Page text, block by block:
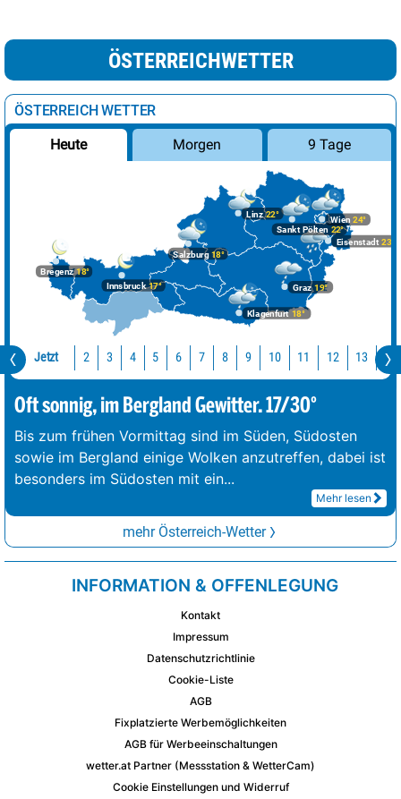
ÖSTERREICHWETTER
ÖSTERREICH WETTER
Heute Morgen 9 Tage
Bregenz18°
Graz19°
Innsbruck17°
Klagenfurt 18°
Linz22°
Salzburg18°
Wien 24°
Eisenstadt 23°
Sankt Pölten 22°
Jetzt 2 3 4 5 6 7 8 9 10 11 12 13 14
Oft sonnig, im Bergland Gewitter. 17/30°
Bis zum frühen Vormittag sind im Süden, Südosten
sowie im Bergland einige Wolken anzutreffen, dabei ist
besonders im Südosten mit ein...
Mehr lesen
mehr Österreich-Wetter
INFORMATION & OFFENLEGUNG
Kontakt
Impressum
Datenschutzrichtlinie
Cookie-Liste
AGB
Fixplatzierte Werbemöglichkeiten
AGB für Werbeeinschaltungen
wetter.at Partner (Messstation & WetterCam)
Cookie Einstellungen und Widerruf